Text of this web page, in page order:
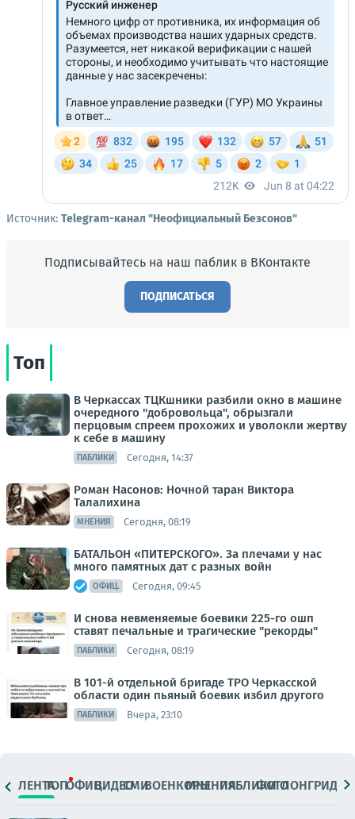
Источник: Telegram-канал "Неофициальный Безсонов"
Подписывайтесь на наш паблик в ВКонтакте
ПОДПИСАТЬСЯ
Топ
В Черкассах ТЦКшники разбили окно в машине
очередного "добровольца", обрызгали
перцовым спреем прохожих и уволокли жертву
к себе в машину
ПАБЛИКИ Сегодня, 14:37
Роман Насонов: Ночной таран Виктора
Талалихина
МНЕНИЯ Сегодня, 08:19
БАТАЛЬОН «ПИТЕРСКОГО». За плечами у нас
много памятных дат с разных войн
ОФИЦ. Сегодня, 09:45
И снова невменяемые боевики 225-го ошп
ставят печальные и трагические "рекорды"
ПАБЛИКИ Сегодня, 08:19
В 101-й отдельной бригаде ТРО Черкасской
области один пьяный боевик избил другого
ПАБЛИКИ Вчера, 23:10
ЛЕНТАТОПОФИЦ.ВИДЕОСМИВОЕНКОРЫМНЕНИЯПАБЛИКИ
ФОТОЛОНГРИДЫ